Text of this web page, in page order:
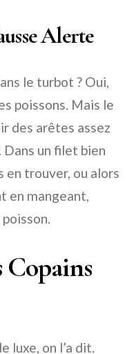
Alerte
le turbot ? Oui,
poissons. Mais le
des arêtes assez
un filet bien
en trouver, ou alors
en mangeant,
Copains
luxe, on l’a dit.